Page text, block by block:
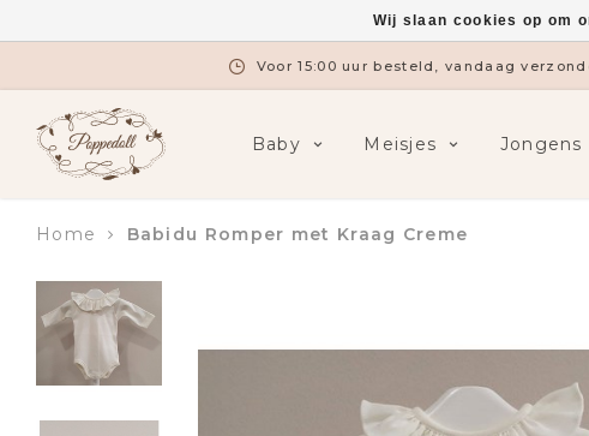
Voor 15:00 uur besteld, vandaag
Baby Meisjes Jongens
Home Babidu Romper met Kraag Creme
Wij slaan cookies op om